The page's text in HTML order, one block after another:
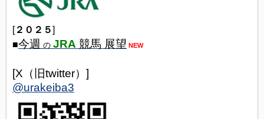
[２０２５]
■今週 の JRA 競馬 展望 NEW
[X（旧twitter）]
@urakeiba3